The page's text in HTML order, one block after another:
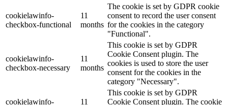
cookielawinfo-
checkbox-functional
11
months
The cookie is set by GDPR cookie
consent to record the user consent
for the cookies in the category
"Functional".
cookielawinfo-
checkbox-necessary
11
months
This cookie is set by GDPR
Cookie Consent plugin. The
cookies is used to store the user
consent for the cookies in the
category "Necessary".
cookielawinfo-
11
This cookie is set by GDPR
Cookie Consent plugin. The cookie